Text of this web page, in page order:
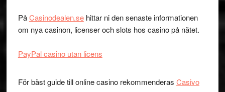
PåCasinodealen.sehittar ni den senaste informationen
om nya casinon, licenser och slots hos casino på nätet.
PayPal casino utan licens
För bäst guide till online casino rekommenderas Casivo